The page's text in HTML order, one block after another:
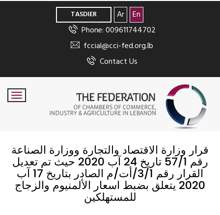
TASDIER Ar
En
Phone: 009611744702
fccial@cci-fed.org.lb
Contact Us
قرار وزارة الاقتصاد والتجارة ووزارة الصناعة
رقم 57/1 تاريخ 24 آب 2020 حيث تم تعديل
القرار رقم 3/1/أت/م الصادر بتاريخ 17 آب
2020 يتعلق بضبط اسعار الألمنيوم والزجاج
للمستهلكين